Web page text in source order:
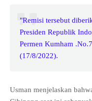
"Remisi tersebut
Presiden Republik
Permen Kumham
(17/8/2022).
Usman menjelaskan